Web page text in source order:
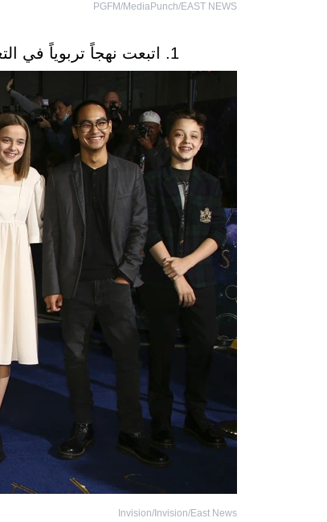
PGFM/MediaPunch/EAST NEWS
1. اتبعت نهجاً تربوياً في التعليم يتجاوز حدود الفصول الدراسية التقليدية
Invision/Invision/East News